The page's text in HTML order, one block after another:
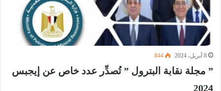
8 أبريل، 2024 844
” مجلة نقابة البترول ” تُصدِّر عدد خاص عن إيجبس
2024